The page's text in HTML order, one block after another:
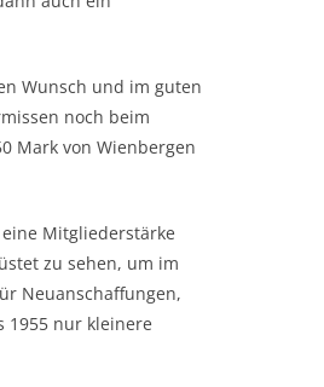
Wunsch und im guten
noch beim
Mark von Wienbergen
Mitgliederstärke
zu sehen, um im
Neuanschaffungen,
1955 nur kleinere